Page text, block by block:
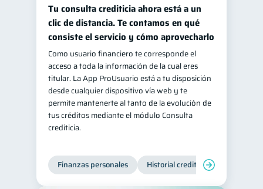
Salud financiera 12
Productos financieros 11
Organización Financiera
Deudas 10
Entidad financiera 8
Préstamos 8 Consejos 6
Tarjeta de crédito 6
Ciberseguridad 5
Derechos & Deberes 4
Tu consulta crediticia ahora está a un
clic de distancia. Te contamos en qué
consiste el servicio y cómo aprovecharlo
Como usuario financiero te corresponde el
acceso a toda la información de la cual eres
titular. La App ProUsuario está a tu disposición
desde cualquier dispositivo vía web y te
permite mantenerte al tanto de la evolución de
tus créditos mediante el módulo Consulta
crediticia.
Finanzas personales Historial crediticio